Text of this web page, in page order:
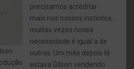
precisamos acreditar
mais nos nossos instintos,
muitas vezes nossa
necessidade é igual a de
outros. Um mês depois lá
estava Gilson vendendo